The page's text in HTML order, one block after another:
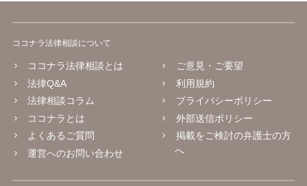
ココナラ法律相談について
ココナラ法律相談とは
法律Q&A
法律相談コラム
ココナラとは
よくあるご質問
運営へのお問い合わせ
ご意見・ご要望
利用規約
プライバシーポリシー
外部送信ポリシー
掲載をご検討の弁護士の方
へ